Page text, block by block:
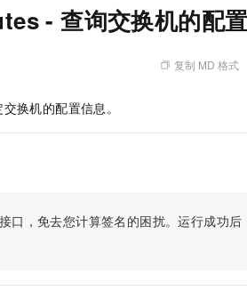
- 查询交换机的配
复制 MD 格式
换机的配置信息。
口，免去您计算签名的困扰。运行成功
用的域名与建站服务
台 PAI 大模型
、训练和推理服务
理容器应用的 K8s 服务
安全可靠、弹
云原生的云上
Qwen-Audio-3.0-Realtime 端到端实时语音角色扮演
部署专属 QwenPaw
输入一句话想
一键购买专属
+免费 tokens，加速 Al 应用落地
模型订阅计划 NEW
首发尝鲜，限时加量 10 倍，夜间低至2折
送备案服务码
智能编程，一
从图文生成到
0 代码专业建
AI助力短剧漫
别
询
宝塔 Linux
WordPress
伴
弹性计算合
成为服务
务
全部认证
旅
阿里云中企
高校合作